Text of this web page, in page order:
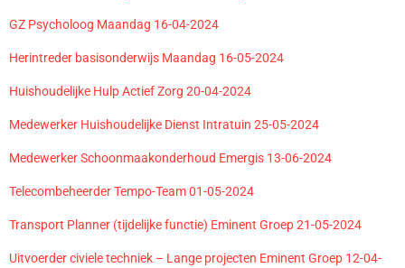
GZ Psycholoog Maandag 16-04-2024
Herintreder basisonderwijs Maandag 16-05-2024
Huishoudelijke Hulp Actief Zorg 20-04-2024
Medewerker Huishoudelijke Dienst Intratuin 25-05-2024
Medewerker Schoonmaakonderhoud Emergis 13-06-2024
Telecombeheerder Tempo-Team 01-05-2024
Transport Planner (tijdelijke functie) Eminent Groep 21-05-2024
Uitvoerder civiele techniek – Lange projecten Eminent Groep 12-04-